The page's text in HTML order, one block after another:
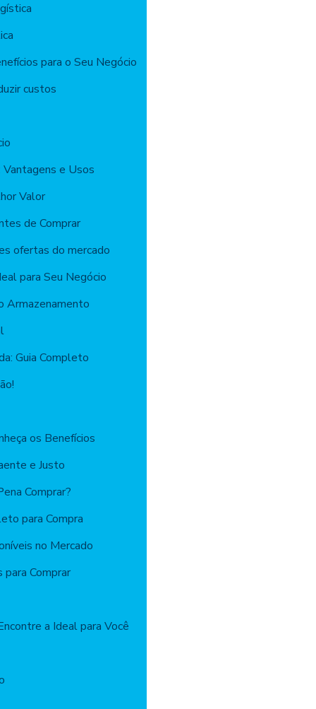
para o Seu Negócio
custos
e Usos
Valor
de Comprar
ofertas do mercado
para Seu Negócio
Armazenamento
Guia Completo
os Benefícios
e Justo
Comprar?
para Compra
no Mercado
para Comprar
a Ideal para Você